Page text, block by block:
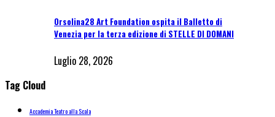
Orsolina28 Art Foundation ospita il Balletto di
Venezia per la terza edizione di STELLE DI DOMANI
Luglio 28, 2026
Tag Cloud
Accademia Teatro alla Scala